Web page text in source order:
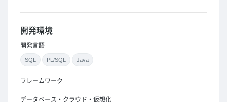
開発環境
開発言語
SQL PL/SQL Java
フレームワーク
データベース・クラウド・仮想化